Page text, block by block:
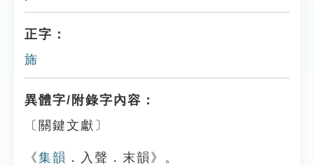
正字：
旆
異體字/附錄字內容：
〔關鍵文獻〕
《集韻 ．入聲．末韻》。